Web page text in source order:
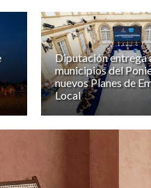
Diputación entrega
municipios del
nuevos Planes de
Local